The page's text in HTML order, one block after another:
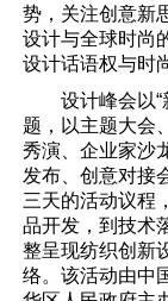
势，关注创意新
设计与全球时尚
设计话语权与时
设计峰会以“
题，以主题大会
秀演、企业家沙
发布、创意对接
三天的活动议程
品开发，到技术
整呈现纺织创新
络。该活动由中